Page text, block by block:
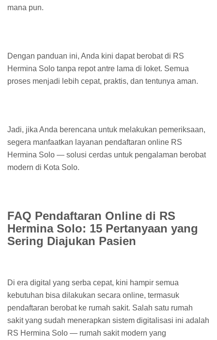
mana pun.
Dengan panduan ini, Anda kini dapat berobat di RS
Hermina Solo tanpa repot antre lama di loket. Semua
proses menjadi lebih cepat, praktis, dan tentunya aman.
Jadi, jika Anda berencana untuk melakukan pemeriksaan,
segera manfaatkan layanan pendaftaran online RS
Hermina Solo — solusi cerdas untuk pengalaman berobat
modern di Kota Solo.
FAQ Pendaftaran Online di RS
Hermina Solo: 15 Pertanyaan yang
Sering Diajukan Pasien
Di era digital yang serba cepat, kini hampir semua
kebutuhan bisa dilakukan secara online, termasuk
pendaftaran berobat ke rumah sakit. Salah satu rumah
sakit yang sudah menerapkan sistem digitalisasi ini adalah
RS Hermina Solo — rumah sakit modern yang